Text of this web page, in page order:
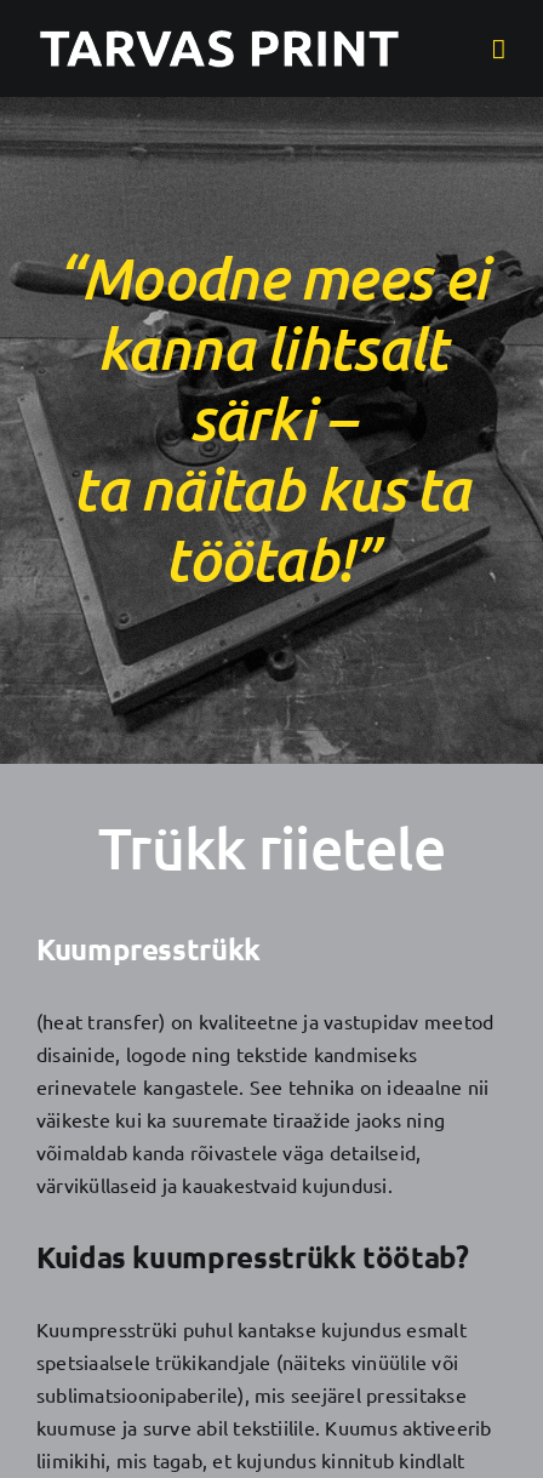
“Moodne mees ei
kanna lihtsalt
särki –
ta näitab kus ta
töötab!”
Trükk riietele
Kuumpresstrükk
(heat transfer) on kvaliteetne ja vastupidav meetod
disainide, logode ning tekstide kandmiseks
erinevatele kangastele. See tehnika on ideaalne nii
väikeste kui ka suuremate tiraažide jaoks ning
võimaldab kanda rõivastele väga detailseid,
värviküllaseid ja kauakestvaid kujundusi.
Kuidas kuumpresstrükk töötab?
Kuumpresstrüki puhul kantakse kujundus esmalt
spetsiaalsele trükikandjale (näiteks vinüülile või
sublimatsioonipaberile), mis seejärel pressitakse
kuumuse ja surve abil tekstiilile. Kuumus aktiveerib
liimikihi, mis tagab, et kujundus kinnitub kindlalt